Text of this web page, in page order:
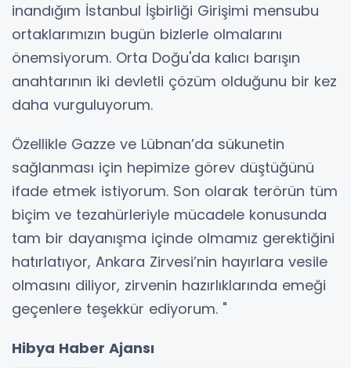
inandığım İstanbul İşbirliği Girişimi mensubu
ortaklarımızın bugün bizlerle olmalarını
önemsiyorum. Orta Doğu'da kalıcı barışın
anahtarının iki devletli çözüm olduğunu bir kez
daha vurguluyorum.
Özellikle Gazze ve Lübnan’da sükunetin
sağlanması için hepimize görev düştüğünü
ifade etmek istiyorum. Son olarak terörün tüm
biçim ve tezahürleriyle mücadele konusunda
tam bir dayanışma içinde olmamız gerektiğini
hatırlatıyor, Ankara Zirvesi’nin hayırlara vesile
olmasını diliyor, zirvenin hazırlıklarında emeği
geçenlere teşekkür ediyorum. "
Hibya Haber Ajansı